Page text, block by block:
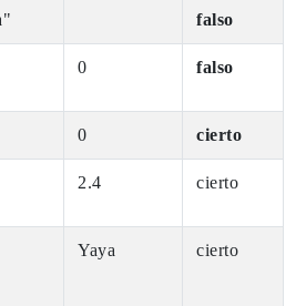
falso
0 falso
0 cierto
2.4 cierto
Yaya cierto